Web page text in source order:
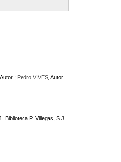
, Autor ; Pedro VIVES , Autor
Biblioteca P. Villegas, S.J.